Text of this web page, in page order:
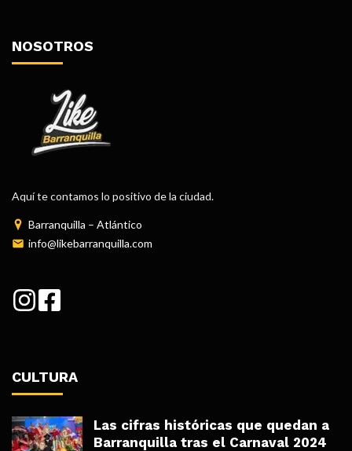
NOSOTROS
Aquí te contamos lo positivo de la ciudad.
Barranquilla – Atlántico
info@likebarranquilla.com
CULTURA
Las cifras históricas que quedan a
Barranquilla tras el Carnaval 2024